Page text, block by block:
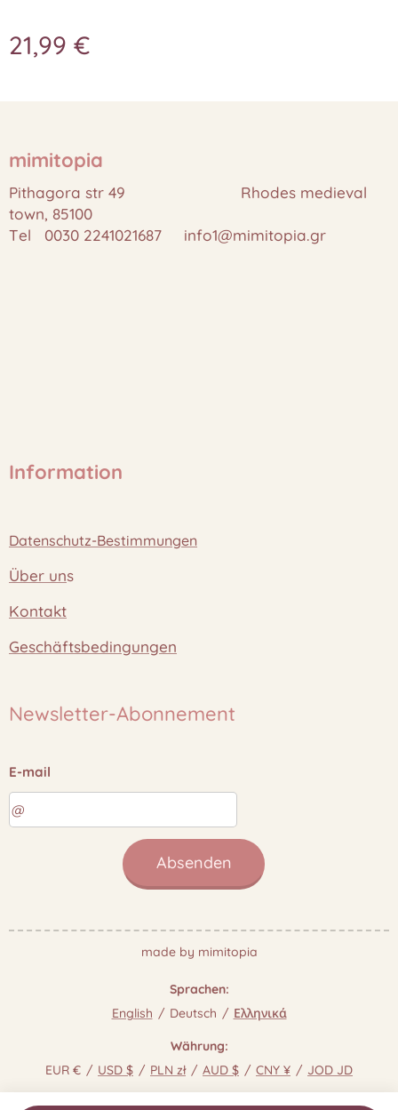
21,99 €
mimitopia
Pithagora str 49 Rhodes medieval
town, 85100
Tel 0030 2241021687 info1@mimitopia.gr
Information
Datenschutz-Bestimmungen
Über uns
Kontakt
Geschäftsbedingungen
Newsletter-Abonnement
E-mail
Absenden
made by mimitopia
Sprachen
English
Deutsch Ελληνικά
Währung
EUR €
USD $ PLN zł AUD $ CNY ¥ JOD JD